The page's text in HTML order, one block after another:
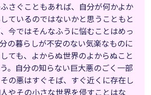
さぐこともあれば、自分が何かよか
ているのではないかと思うこともと
今ではそんなふうに悩むことはめっ
の暮らしが不安のない気楽なものに
ても、よからぬ世界のよからぬこと
。自分の知らない巨大悪のごく一部
の悪はすぐそば、すぐ近くに存在し
やその小さな世界を侵すことはな